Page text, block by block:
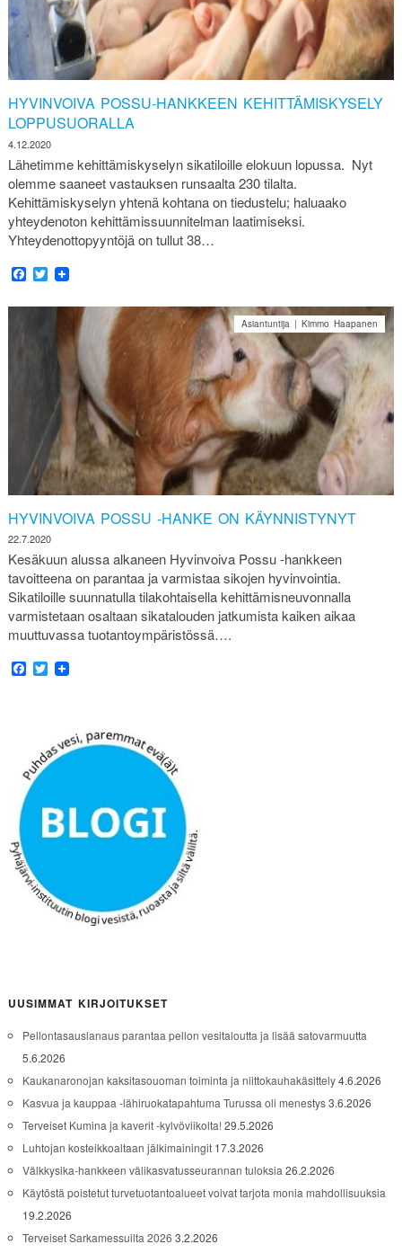
HYVINVOIVA POSSU-HANKKEEN KEHITTÄMISKYSELY
LOPPUSUORALLA
4.12.2020
Lähetimme kehittämiskyselyn sikatiloille elokuun lopussa. Nyt
olemme saaneet vastauksen runsaalta 230 tilalta.
Kehittämiskyselyn yhtenä kohtana on tiedustelu; haluaako
yhteydenoton kehittämissuunnitelman laatimiseksi.
Yhteydenottopyyntöjä on tullut 38…
Facebook
Twitter
HYVINVOIVA POSSU -HANKE ON KÄYNNISTYNYT
22.7.2020
Asiantuntija | Kimmo Haapanen
Kesäkuun alussa alkaneen Hyvinvoiva Possu -hankkeen
tavoitteena on parantaa ja varmistaa sikojen hyvinvointia.
Sikatiloille suunnatulla tilakohtaisella kehittämisneuvonnalla
varmistetaan osaltaan sikatalouden jatkumista kaiken aikaa
muuttuvassa tuotantoympäristössä….
Facebook
Twitter
UUSIMMAT KIRJOITUKSET
Pellontasauslanaus parantaa pellon vesitaloutta ja lisää satovarmuutta
5.6.2026
Kaukanaronojan kaksitasouoman toiminta ja niittokauhakäsittely4.6.2026
Kasvua ja kauppaa -lähiruokatapahtuma Turussa oli menestys3.6.2026
Terveiset Kumina ja kaverit -kylvöviikolta!29.5.2026
Luhtojan kosteikkoaltaan jälkimainingit 17.3.2026
Välkkysika-hankkeen välikasvatusseurannan tuloksia 26.2.2026
Käytöstä poistetut turvetuotantoalueet voivat tarjota monia mahdollisuuksia
19.2.2026
Terveiset Sarkamessuilta 2026 3.2.2026